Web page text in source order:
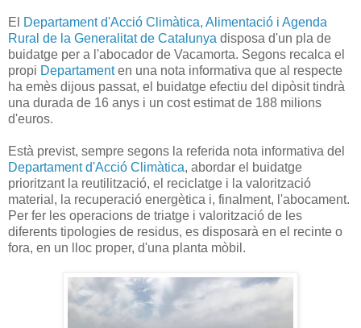
El
Departament d'Acció Climàtica, Alimentació i Agenda
Rural de la Generalitat de Catalunya disposa d'un pla de
buidatge per a l'abocador de Vacamorta. Segons recalca el
propi Departamenten una nota informativa que al respecte
ha emès dijous passat, el buidatge efectiu del dipòsit tindrà
una durada de 16 anys i un cost estimat de 188 milions
d'euros.
Està previst, sempre segons la referida nota informativa del
Departament d'Acció Climàtica, abordar el buidatge
prioritzant la reutilització, el reciclatge i la valorització
material, la recuperació energètica i, finalment, l'abocament.
Per fer les operacions de triatge i valorització de les
diferents tipologies de residus, es disposarà en el recinte o
fora, en un lloc proper, d'una planta mòbil.